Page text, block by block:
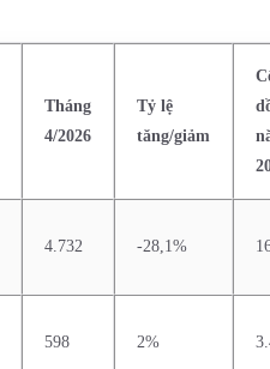
Tháng
4/2026
Tỷ lệ
tăng/giảm
4.732 -28,1%
598 2%